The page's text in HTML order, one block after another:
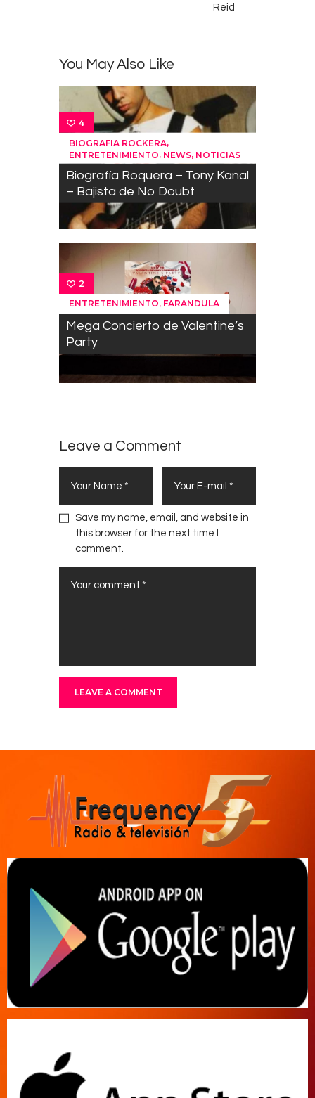
Reid
You May Also Like
4
BIOGRAFIA ROCKERA,
ENTRETENIMIENTO, NEWS, NOTICIAS
Biografía Roquera – Tony Kanal
– Bajista de No Doubt
2
ENTRETENIMIENTO, FARANDULA
Mega Concierto de Valentine’s
Party
Leave a Comment
Save my name, email, and website in
this browser for the next time I
comment.